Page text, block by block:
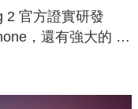
2 官方證實研發
，還有強大的 AI